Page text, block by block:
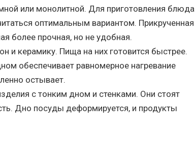
или монолитной. Для приготовления блюда
оптимальным вариантом. Прикрученная
более прочная, но не удобная.
и керамику. Пища на них готовится быстрее.
обеспечивает равномерное нагревание
остывает.
с тонким дном и стенками. Они стоят
Дно посуды деформируется, и продукты